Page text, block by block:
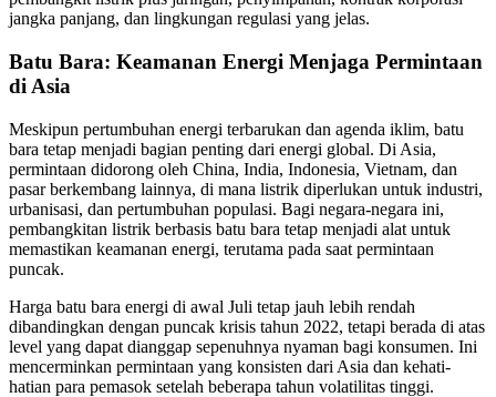
jangka panjang, dan lingkungan regulasi yang jelas.
Batu Bara: Keamanan Energi Menjaga Permintaan
di Asia
Meskipun pertumbuhan energi terbarukan dan agenda iklim, batu
bara tetap menjadi bagian penting dari energi global. Di Asia,
permintaan didorong oleh China, India, Indonesia, Vietnam, dan
pasar berkembang lainnya, di mana listrik diperlukan untuk industri,
urbanisasi, dan pertumbuhan populasi. Bagi negara-negara ini,
pembangkitan listrik berbasis batu bara tetap menjadi alat untuk
memastikan keamanan energi, terutama pada saat permintaan
puncak.
Harga batu bara energi di awal Juli tetap jauh lebih rendah
dibandingkan dengan puncak krisis tahun 2022, tetapi berada di atas
level yang dapat dianggap sepenuhnya nyaman bagi konsumen. Ini
mencerminkan permintaan yang konsisten dari Asia dan kehati-
hatian para pemasok setelah beberapa tahun volatilitas tinggi.